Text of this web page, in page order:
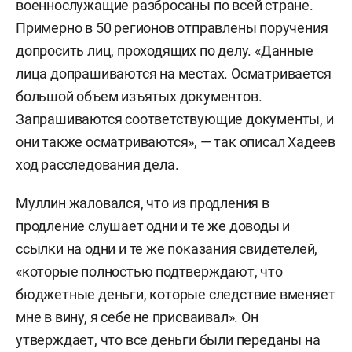
управления экономической безопасности и
противодействия коррупции МВД по РТ и
сотрудники ФСБ России по РТ
провели обыски в
доме и съемной квартире
Рамиля Муллина
Следственный комитет возбудил уголовное
дело по подозрению в мошенничестве и
превышении должностных полномочий.
Муллина под стражу до 3 февраля 2026 года. Во
время судебного заседания об избрании меры
пресечения следственный комитет России
раскрыл
фабулу уголовного дела, состоящего из
двух эпизодов, связанных с хищением
«рекрутских» денег за привлечение
военнослужащие разбросаны по всей стране.
Примерно в 50 регионов отправлены поручения
допросить лиц, проходящих по делу. «Данные
лица допрашиваются на местах. Осматривается
большой объем изъятых документов.
Запрашиваются соответствующие документы, и
они также осматриваются», — так описал Хадеев
ход расследования дела.
Муллин жаловался, что из продления в
продление слушает одни и те же доводы и
ссылки на одни и те же показания свидетелей,
«которые полностью подтверждают, что
бюджетные деньги, которые следствие вменяет
мне в вину, я себе не присваивал». Он
утверждает, что все деньги были переданы на